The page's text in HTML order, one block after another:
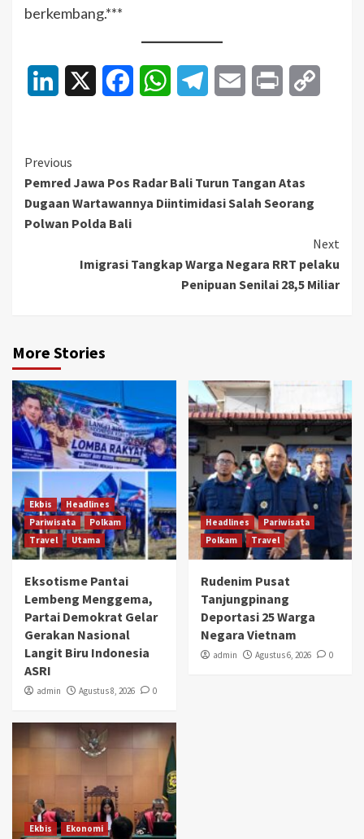
berkembang.***
LinkedIn FacebookWhatsAppTelegramEmail Print
Continue
Reading
Previous
Pemred Jawa Pos Radar Bali Turun Tangan Atas
Dugaan Wartawannya Diintimidasi Salah Seorang
Polwan Polda Bali
Next
Imigrasi Tangkap Warga Negara RRT pelaku
Penipuan Senilai 28,5 Miliar
More Stories
Ekbis
Headlines
Pariwisata
Polkam
Travel
Utama
Eksotisme Pantai
Lembeng Menggema,
Partai Demokrat Gelar
Gerakan Nasional
Langit Biru Indonesia
ASRI
admin Agustus 8, 2026 0
Headlines
Pariwisata
Polkam
Travel
Rudenim Pusat
Tanjungpinang
Deportasi 25 Warga
Negara Vietnam
admin Agustus 6, 2026 0
Ekbis
Ekonomi